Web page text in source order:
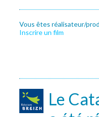
Vous êtes réalisateur/
Inscrire un film
Le